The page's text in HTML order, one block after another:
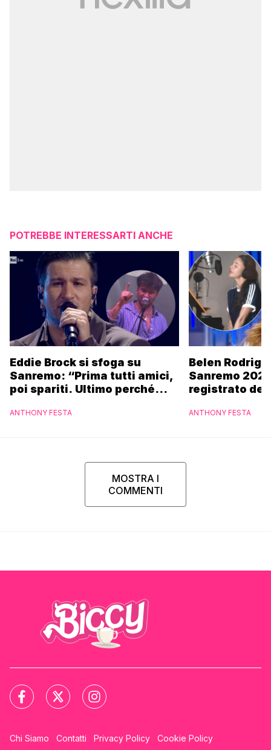
POTREBBE INTERESSARTI ANCHE
Eddie Brock si sfoga su
Sanremo: “Prima tutti amici,
poi spariti. Ultimo perché
marchette”
ANTHONY FESTA
Belen
Sanremo
registrato dei
ANTHONY FESTA
MOSTRA I
COMMENTI
Chi Siamo Contatti Privacy Policy
Cookie Policy